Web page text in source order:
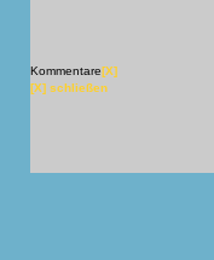
Kommentare[X]
[X] schließen